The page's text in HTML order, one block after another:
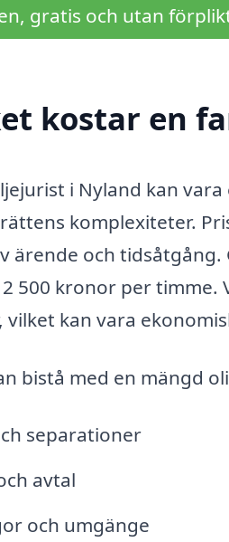
gratis och utan
kostar en
i Nyland kan
komplexiteter.
ärende och
2 500 kronor per
vilket kan vara
bistå med en mängd
separationer
avtal
och umgänge